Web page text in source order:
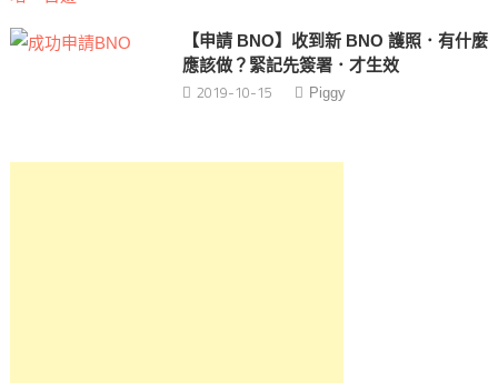
【申請 BNO】收到新 BNO 護照．有什麼
應該做？緊記先簽署．才生效
2019-10-15 Piggy